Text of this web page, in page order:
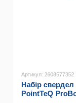
Артикул: 2608577352
Набір
PointTeQ